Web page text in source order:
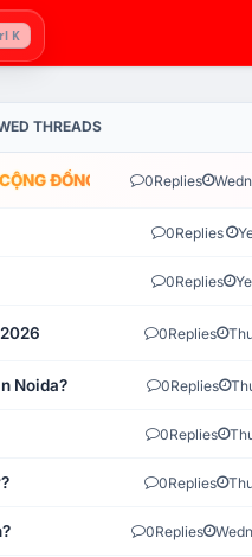
K
THREADS
ĐỒNG VLIKE.VN: HỆ
0Replies
0Replies
0Replies
0Replies
Noida? 0Replies
0Replies
0Replies
0Replies